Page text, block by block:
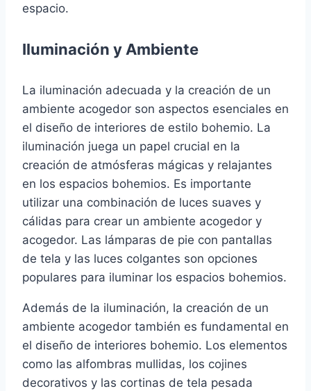
espacio.
Iluminación y Ambiente
La iluminación adecuada y la creación de un
ambiente acogedor son aspectos esenciales en
el diseño de interiores de estilo bohemio. La
iluminación juega un papel crucial en la
creación de atmósferas mágicas y relajantes
en los espacios bohemios. Es importante
utilizar una combinación de luces suaves y
cálidas para crear un ambiente acogedor y
acogedor. Las lámparas de pie con pantallas
de tela y las luces colgantes son opciones
populares para iluminar los espacios bohemios.
Además de la iluminación, la creación de un
ambiente acogedor también es fundamental en
el diseño de interiores bohemio. Los elementos
como las alfombras mullidas, los cojines
decorativos y las cortinas de tela pesada